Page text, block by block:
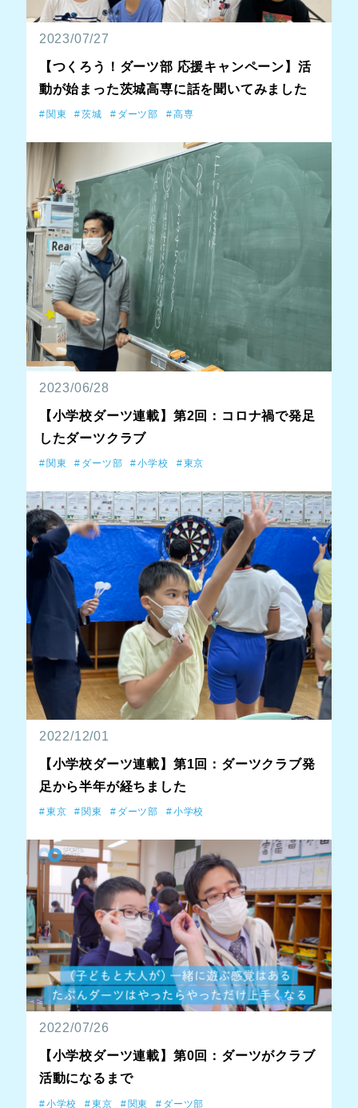
2023/07/27
【つくろう！ダーツ部 応援キャンペーン】活
動が始まった茨城高専に話を聞いてみました
関東 茨城 ダーツ部 高専
2023/06/28
【小学校ダーツ連載】第2回：コロナ禍で発足
したダーツクラブ
関東 ダーツ部 小学校 東京
2022/12/01
【小学校ダーツ連載】第1回：ダーツクラブ発
足から半年が経ちました
東京 関東 ダーツ部 小学校
2022/07/26
【小学校ダーツ連載】第0回：ダーツがクラブ
活動になるまで
小学校 東京 関東 ダーツ部